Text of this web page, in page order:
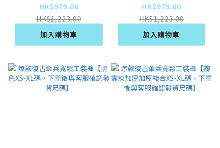
XS-XL碼，下單後與客
服確認發貨尺碼】
HK$979.00
HK$1,223.00
加入購物車
XS-XL碼，下單後與客
服確認發貨尺碼】
HK$979.00
HK$1,223.00
加入購物車